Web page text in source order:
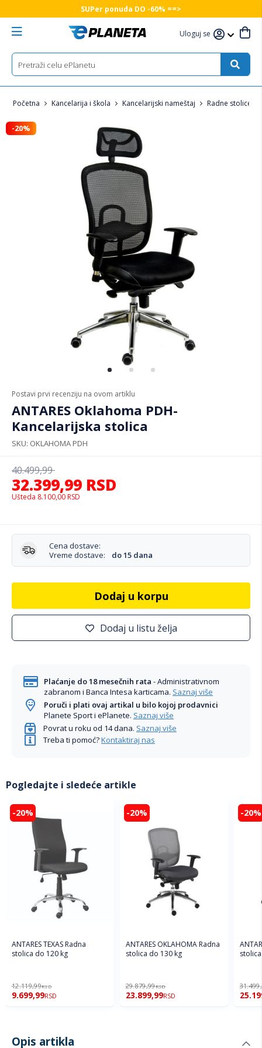
SUPer ponuda DO -60% ==>
Uloguj se
Početna Kancelarija i škola Kancelarijski nameštaj Radne stolice i
Postavi prvi recenziju na ovom artiklu
ANTARES Oklahoma PDH-
Kancelarijska stolica
SKU OKLAHOMA PDH
32.399,99 RSD
40.499,99
Ušteda 8.100,00 RSD
Cena dostave:
Vreme dostave:
do 15 dana
Dodaj u korpu
Dodaj u listu želja
Plaćanje do 18 mesečnih rata - Administrativnom
zabranom i Banca Intesa karticama. Saznaj više
Poruči i plati ovaj artikal u bilo kojoj prodavnici
Planete Sport i ePlanete. Saznaj više
Povrat u roku od 14 dana. Saznaj više
Treba ti pomoć?Kontaktiraj nas
-20%
Pogledajte i sledeće artikle
-20%
ANTARES TEXAS Radna
stolica do 120 kg
12.119,99RSD
9.699,99RSD
-20%
ANTARES OKLAHOMA Radna
stolica do 130 kg
29.879,99RSD
23.899,99RSD
-20%
stolica
Opis artikla